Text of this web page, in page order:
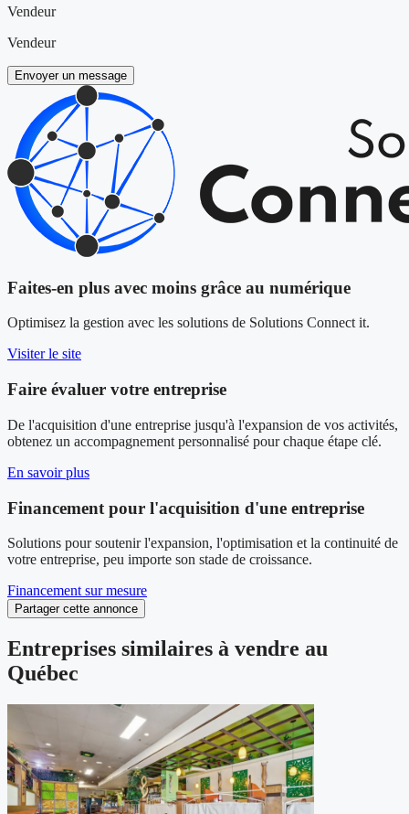
Vendeur
Vendeur
Envoyer un message
Faites-en plus avec moins grâce au numérique
Optimisez la gestion avec les solutions de Solutions Connect it.
Visiter le site
Faire évaluer votre entreprise
De l'acquisition d'une entreprise jusqu'à l'expansion de vos activités,
obtenez un accompagnement personnalisé pour chaque étape clé.
En savoir plus
Financement pour l'acquisition d'une entreprise
Solutions pour soutenir l'expansion, l'optimisation et la continuité de
votre entreprise, peu importe son stade de croissance.
Financement sur mesure
Partager cette annonce
Entreprises similaires à vendre au
Québec